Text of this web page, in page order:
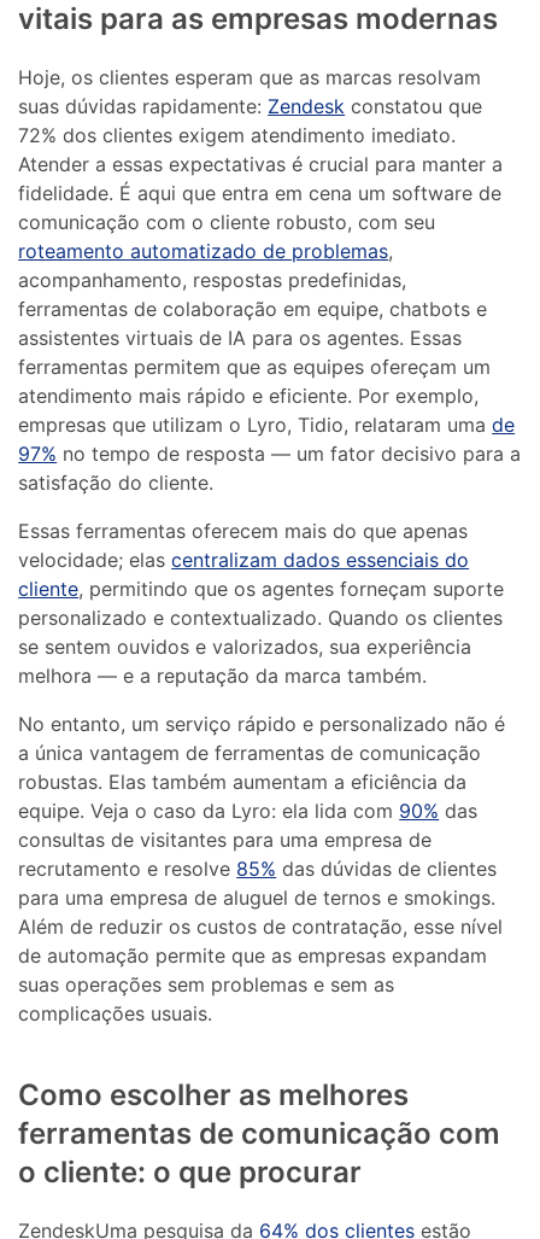
vitais para as empresas modernas
Hoje, os clientes esperam que as marcas resolvam
suas dúvidas rapidamente: Zendesk constatou que
72% dos clientes exigem atendimento imediato.
Atender a essas expectativas é crucial para manter a
fidelidade. É aqui que entra em cena um software de
comunicação com o cliente robusto, com seu
roteamento automatizado de problemas,
acompanhamento, respostas predefinidas,
ferramentas de colaboração em equipe, chatbots e
assistentes virtuais de IA para os agentes. Essas
ferramentas permitem que as equipes ofereçam um
atendimento mais rápido e eficiente. Por exemplo,
empresas que utilizam o Lyro, Tidio, relataram umade
97% no tempo de resposta — um fator decisivo para a
satisfação do cliente.
Essas ferramentas oferecem mais do que apenas
velocidade; elascentralizam dados essenciais do
cliente, permitindo que os agentes forneçam suporte
personalizado e contextualizado. Quando os clientes
se sentem ouvidos e valorizados, sua experiência
melhora — e a reputação da marca também.
No entanto, um serviço rápido e personalizado não é
a única vantagem de ferramentas de comunicação
robustas. Elas também aumentam a eficiência da
equipe. Veja o caso da Lyro: ela lida com 90% das
consultas de visitantes para uma empresa de
recrutamento e resolve 85% das dúvidas de clientes
para uma empresa de aluguel de ternos e smokings.
Além de reduzir os custos de contratação, esse nível
de automação permite que as empresas expandam
suas operações sem problemas e sem as
complicações usuais.
Como escolher as melhores
ferramentas de comunicação com
o cliente: o que procurar
ZendeskUma pesquisa da 64% dos clientes estão